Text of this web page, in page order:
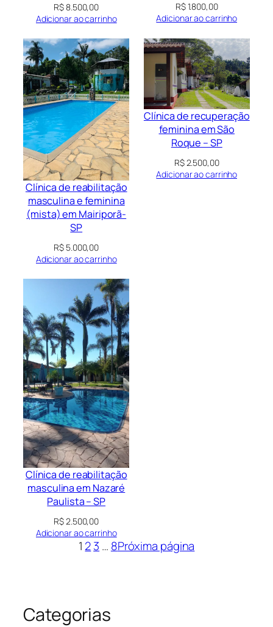
R$8.500,00
Adicionar ao carrinho
R$1.800,00
Adicionar ao carrinho
Clínica de reabilitação
masculina e feminina
(mista) em Mairiporã-
SP
R$ 5.000,00
Adicionar ao carrinho
Clínica de recuperação
feminina em São
Roque – SP
R$2.500,00
Adicionar ao carrinho
Clínica de reabilitação
masculina em Nazaré
Paulista – SP
R$2.500,00
Adicionar ao carrinho
1 23 … 8Próxima página
Categorias